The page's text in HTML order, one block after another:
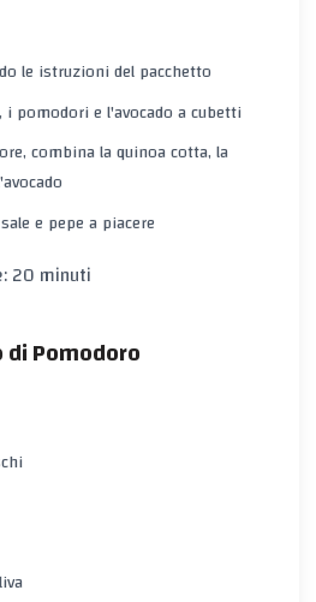
le istruzioni del pacchetto
i pomodori e l'avocado a cubetti
combina la quinoa cotta, la
e pepe a piacere
20 minuti
di Pomodoro